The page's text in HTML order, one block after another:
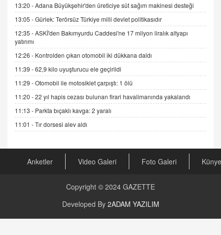
DR. EKREM ASLAN
Gerçek Ne, Algı Ne? "Beraber Yürüyoruz"
Cümlesinin Peşinden
GÖNÜL MENEKŞE
Şifacının Yolu
04.11.2025 12:56
AV. RÜMEYSA ÖZKALE
Kira Uyuşmazlıklarında Dava Açmadan Önce
Arabulucuya Başvuru Şartı
CAN UĞURATEŞ
Değişen yapısıyla Suriye
GÜNLÜK BURÇ YORUMU
Günlük Burç Yorumu | 22 Kasım 2024: Koç,
13:20 -Adana Büyükşehir'den üreticiye süt sağım makinesi desteği
13:05 -Gürlek: Terörsüz Türkiye milli devlet politikasıdır
12:35 -ASKİ'den Bakımyurdu Caddesi'ne 17 milyon liralık altyapı
yatırımı
12:26 - Kontrolden çıkan otomobil iki dükkana daldı
11:39 -62,9 kilo uyuşturucu ele geçirildi
11:29 -Otomobil ile motosiklet çarpıştı: 1 ölü
11:20 -22 yıl hapis cezası bulunan firari havalimanında yakalandı
11:13 - Parkta bıçaklı kavga: 2 yaralı
11:01 -Tır dorsesi alev aldı
Anketler Video Galeri Foto Galeri Künye
Copyright © 2024 GAZETTE
Developed By 2ADAM YAZILIM